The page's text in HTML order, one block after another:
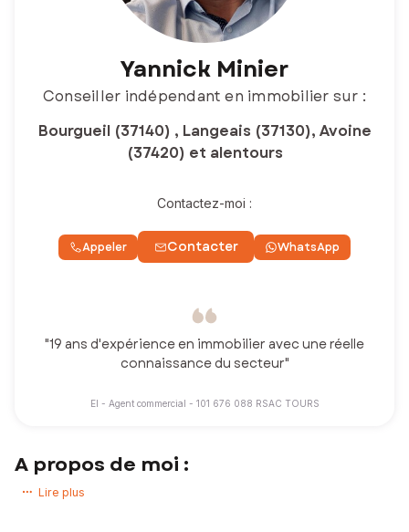
Yannick Minier
Conseiller indépendant en immobilier sur :
Bourgueil (37140) , Langeais (37130), Avoine
(37420) et alentours
Contactez-moi :
Appeler Contacter WhatsApp
"19 ans d'expérience en immobilier avec une réelle
connaissance du secteur"
EI - Agent commercial - 101 676 088 RSAC TOURS
A propos de moi :
Vous avez un projet immobilier ? Vous souhaitez acheter ou vendre
Lire plus